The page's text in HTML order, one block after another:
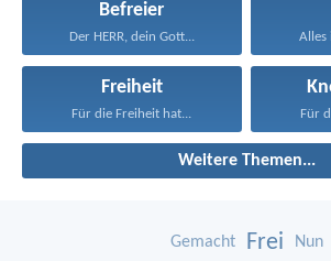
Befreier
Der HERR, dein Gott... Alles
Freiheit
Für die Freiheit hat... Für
Weitere Themen...
Gemacht Frei Nun